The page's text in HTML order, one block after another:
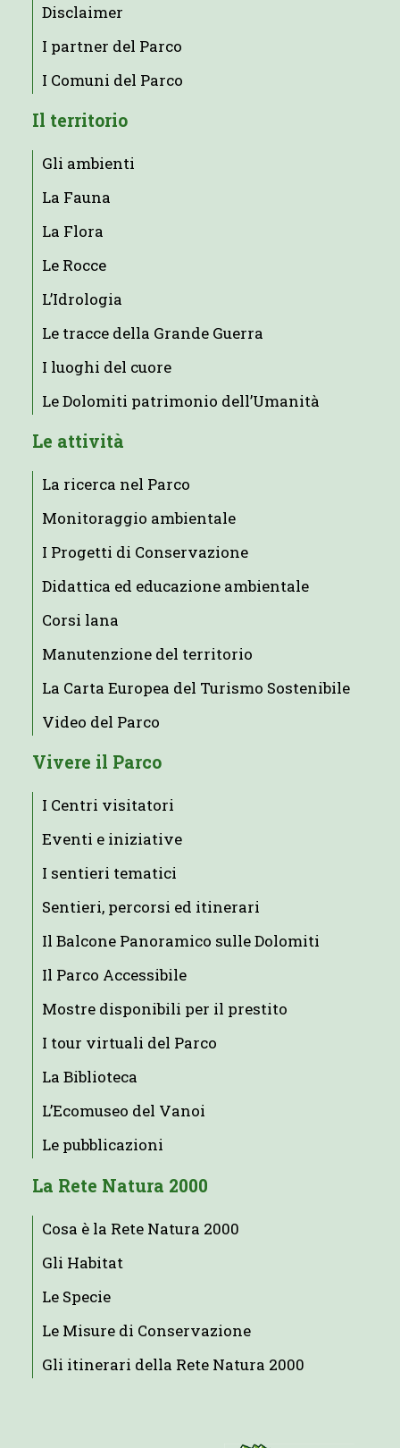
Disclaimer
I partner del Parco
I Comuni del Parco
Il territorio
Gli ambienti
La Fauna
La Flora
Le Rocce
L’Idrologia
Le tracce della Grande Guerra
I luoghi del cuore
Le Dolomiti patrimonio dell’Umanità
Le attività
La ricerca nel Parco
Monitoraggio ambientale
I Progetti di Conservazione
Didattica ed educazione ambientale
Corsi lana
Manutenzione del territorio
La Carta Europea del Turismo Sostenibile
Video del Parco
Vivere il Parco
I Centri visitatori
Eventi e iniziative
I sentieri tematici
Sentieri, percorsi ed itinerari
Il Balcone Panoramico sulle Dolomiti
Il Parco Accessibile
Mostre disponibili per il prestito
I tour virtuali del Parco
La Biblioteca
L’Ecomuseo del Vanoi
Le pubblicazioni
La Rete Natura 2000
Cosa è la Rete Natura 2000
Gli Habitat
Le Specie
Le Misure di Conservazione
Gli itinerari della Rete Natura 2000